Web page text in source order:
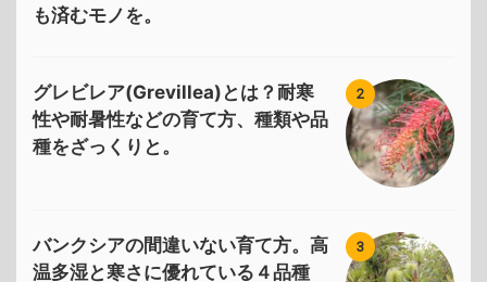
も済むモノを。
2
グレビレア(Grevillea)とは？耐寒
性や耐暑性などの育て方、種類や品
種をざっくりと。
3
バンクシアの間違いない育て方。高
温多湿と寒さに優れている４品種